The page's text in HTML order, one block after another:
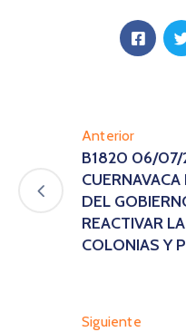
Anterior
B1820 06/07/
DEL
REACTIVAR
COLONIAS Y
Siguiente